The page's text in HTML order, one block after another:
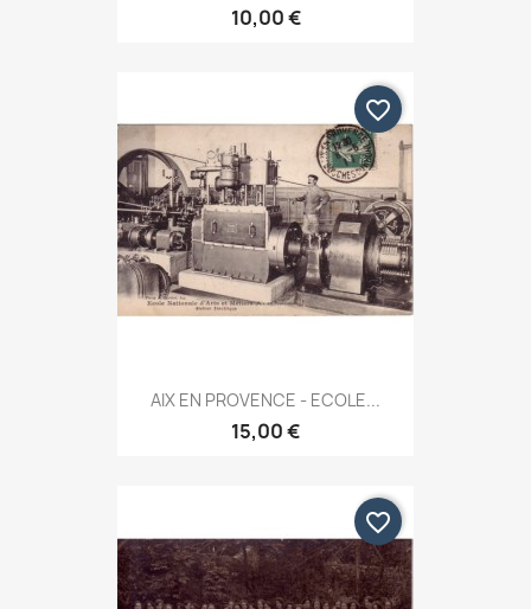
10,00 €
AIX EN PROVENCE - ECOLE...
15,00 €
favorite_border
favorite_border